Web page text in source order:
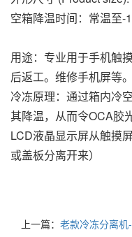
空箱降温时间：常温至
用途：专业用于手机触
后返工。维修手机屏等。
冷冻原理：通过箱内冷
其降温，从而令OCA胶
LCD液晶显示屏从触摸
或盖板分离开来）
上一篇： 老款冷冻分离